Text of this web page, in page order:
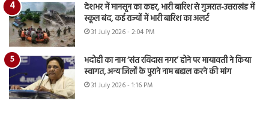
देशभर में मानसून का कहर, भारी बारिश से गुजरात-उत्तराखंड में
स्कूल बंद, कई राज्यों में भारी बारिश का अलर्ट
31 July 2026 - 2:04 PM
भदोही का नाम ‘संत रविदास नगर’ होने पर मायावती ने किया
स्वागत, अन्य जिलों के पुराने नाम बहाल करने की मांग
31 July 2026 - 1:16 PM